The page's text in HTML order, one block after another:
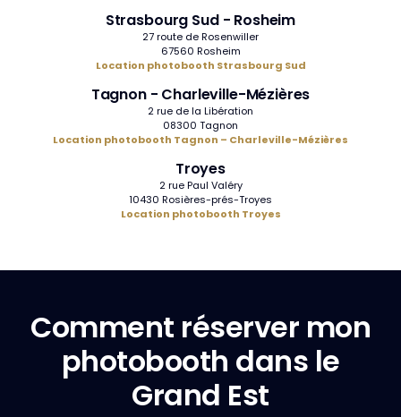
Strasbourg Sud - Rosheim
27 route de Rosenwiller
67560 Rosheim
Location photobooth Strasbourg Sud
Tagnon - Charleville-Mézières
2 rue de la Libération
08300 Tagnon
Location photobooth Tagnon – Charleville-Mézières
Troyes
2 rue Paul Valéry
10430 Rosières-prés-Troyes
Location photobooth Troyes
Comment réserver mon
photobooth dans le
Grand Est